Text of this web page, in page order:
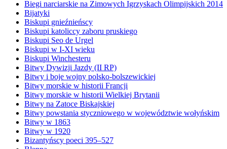
Biegi narciarskie na Zimowych Igrzyskach Olimpijskich 2014
Bijatyki
Biskupi gnieźnieńscy
Biskupi katoliccy zaboru pruskiego
Biskupi Seo de Urgel
Biskupi w I-XI wieku
Biskupi Winchesteru
Bitwy Dywizji Jazdy (II RP)
Bitwy i boje wojny polsko-bolszewickiej
Bitwy morskie w historii Francji
Bitwy morskie w historii Wielkiej Brytanii
Bitwy na Zatoce Biskajskiej
Bitwy powstania styczniowego w województwie wołyńskim
Bitwy w 1863
Bitwy w 1920
Bizantyńscy poeci 395–527